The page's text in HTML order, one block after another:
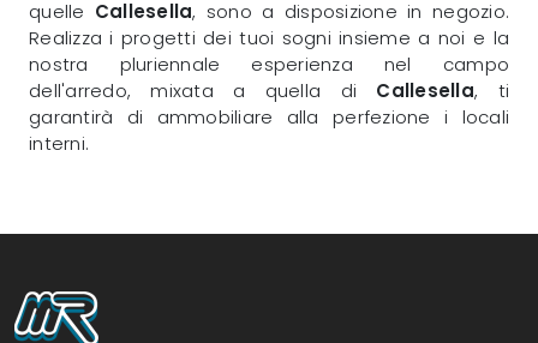
quelle Callesella, sono a disposizione in negozio.
Realizza i progetti dei tuoi sogni insieme a noi e la
nostra pluriennale esperienza nel campo
dell'arredo, mixata a quella di Callesella, ti
garantirà di ammobiliare alla perfezione i locali
interni.